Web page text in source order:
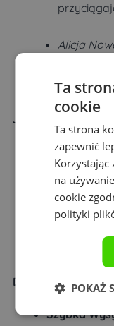
Alicja
Jak Zamówić?
Wybierz
Dodaj
Przejdź do
Dlaczego Warto
Szybka
Ta
cookie
Ta strona
zapewnić
Korzystając
na
cookie
polityki
POKAŻ